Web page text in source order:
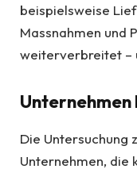
beispielsweise
Massnahmen und
weiterverbreitet –
Unternehmen
Die Untersuchung
Unternehmen, die